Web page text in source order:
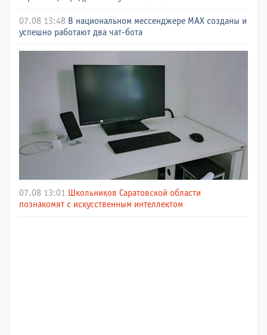
07.08 13:48 В национальном мессенджере МАХ созданы и
успешно работают два чат-бота
07.08 13:01
Школьников Саратовской области
познакомят с искусственным интеллектом